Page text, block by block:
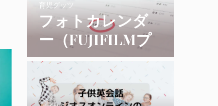
フォトカレンダ
ー（FUJIFILMプ
リント＆ギフ
ト）の評判と使用
レビュー
育児グッツ